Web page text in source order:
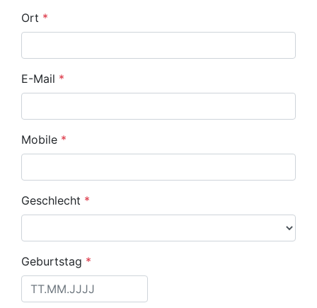
Ort *
E-Mail *
Mobile *
Geschlecht *
Geburtstag *